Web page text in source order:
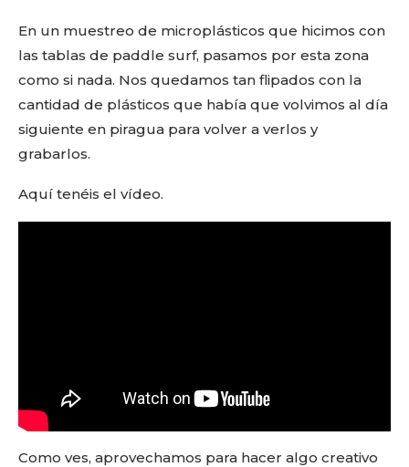
En un muestreo de microplásticos que hicimos con
las tablas de paddle surf, pasamos por esta zona
como si nada. Nos quedamos tan flipados con la
cantidad de plásticos que había que volvimos al día
siguiente en piragua para volver a verlos y
grabarlos.
Aquí tenéis el vídeo.
Como ves, aprovechamos para hacer algo creativo